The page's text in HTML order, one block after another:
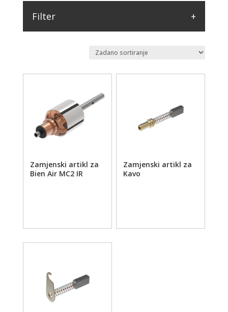
Zamjenski artikl za
Bien Air MC2 IR
Zamjenski artikl za
Kavo
Filter